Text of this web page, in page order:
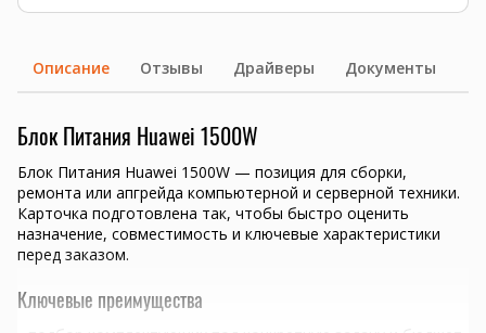
Описание Отзывы Драйверы Документы
Блок Питания Huawei 1500W
Блок Питания Huawei 1500W — позиция для сборки,
ремонта или апгрейда компьютерной и серверной техники.
Карточка подготовлена так, чтобы быстро оценить
назначение, совместимость и ключевые характеристики
перед заказом.
Ключевые преимущества